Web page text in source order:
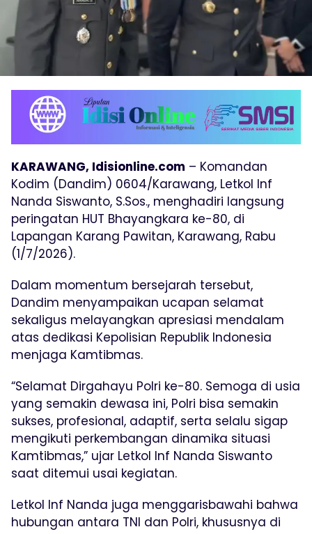
KARAWANG, Idisionline.com – Komandan
Kodim (Dandim) 0604/Karawang, Letkol Inf
Nanda Siswanto, S.Sos., menghadiri langsung
peringatan HUT Bhayangkara ke-80, di
Lapangan Karang Pawitan, Karawang, Rabu
(1/7/2026).
Dalam momentum bersejarah tersebut,
Dandim menyampaikan ucapan selamat
sekaligus melayangkan apresiasi mendalam
atas dedikasi Kepolisian Republik Indonesia
menjaga Kamtibmas.
“Selamat Dirgahayu Polri ke-80. Semoga di usia
yang semakin dewasa ini, Polri bisa semakin
sukses, profesional, adaptif, serta selalu sigap
mengikuti perkembangan dinamika situasi
Kamtibmas,” ujar Letkol Inf Nanda Siswanto
saat ditemui usai kegiatan.
Letkol Inf Nanda juga menggarisbawahi bahwa
hubungan antara TNI dan Polri, khususnya di